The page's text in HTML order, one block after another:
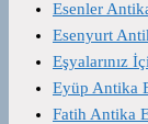
Esenler
Esenyurt
Eşyalarınız
Eyüp Antika
Fatih Antika